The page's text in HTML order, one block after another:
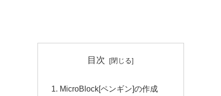
目次
MicroBlock[ペンギン]の作成